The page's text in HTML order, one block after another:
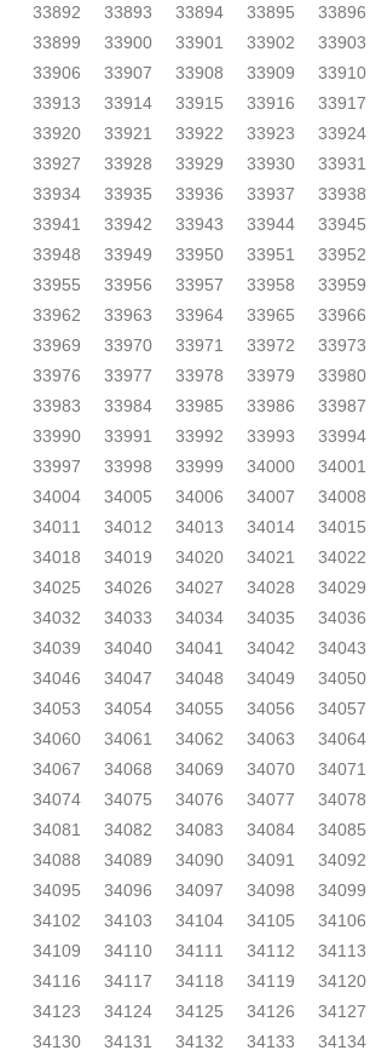
33892
33893 33894 33895 33896
33899
33900 33901 33902 33903
33906
33907 33908 33909 33910
33913
33914 33915 33916 33917
33920
33921 33922 33923 33924
33927
33928 33929 33930 33931
33934
33935 33936 33937 33938
33941
33942 33943 33944 33945
33948
33949 33950 33951 33952
33955
33956 33957 33958 33959
33962
33963 33964 33965 33966
33969
33970 33971 33972 33973
33976
33977 33978 33979 33980
33983
33984 33985 33986 33987
33990
33991 33992 33993 33994
33997
33998 33999 34000 34001
34004
34005 34006 34007 34008
34011
34012 34013 34014 34015
34018
34019 34020 34021 34022
34025
34026 34027 34028 34029
34032
34033 34034 34035 34036
34039
34040 34041 34042 34043
34046
34047 34048 34049 34050
34053
34054 34055 34056 34057
34060
34061 34062 34063 34064
34067
34068 34069 34070 34071
34074
34075 34076 34077 34078
34081
34082 34083 34084 34085
34088
34089 34090 34091 34092
34095
34096 34097 34098 34099
34102
34103 34104 34105 34106
34109
34110 34111 34112 34113
34116
34117 34118 34119 34120
34123
34124 34125 34126 34127
34130
34131 34132 34133 34134